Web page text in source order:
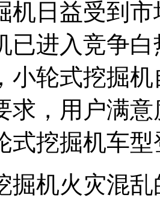
机日益受到
已进入竞争
小轮式挖掘
求，用户满
式挖掘机车
掘机火灾混